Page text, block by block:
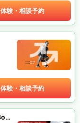
体験・相談予約
体験・相談予約
プライベートボックスフィット (Private Box Fit)